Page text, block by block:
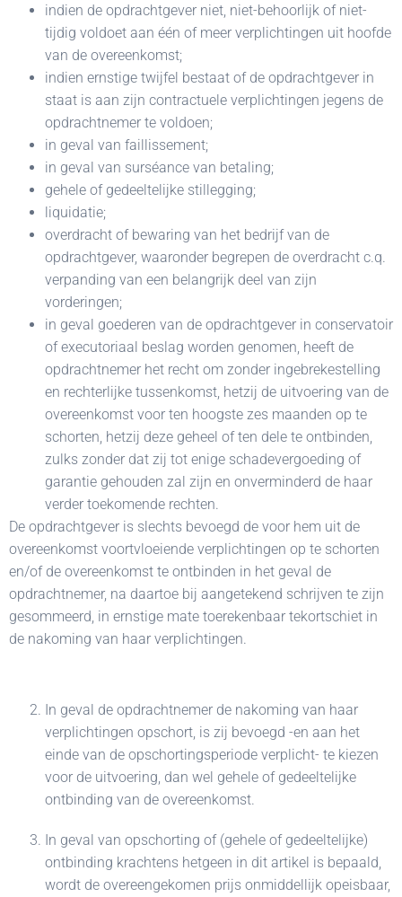
indien de opdrachtgever niet, niet-behoorlijk of niet-
tijdig voldoet aan één of meer verplichtingen uit hoofde
van de overeenkomst;
indien ernstige twijfel bestaat of de opdrachtgever in
staat is aan zijn contractuele verplichtingen jegens de
opdrachtnemer te voldoen;
in geval van faillissement;
in geval van surséance van betaling;
gehele of gedeeltelijke stillegging;
liquidatie;
overdracht of bewaring van het bedrijf van de
opdrachtgever, waaronder begrepen de overdracht c.q.
verpanding van een belangrijk deel van zijn
vorderingen;
in geval goederen van de opdrachtgever in conservatoir
of executoriaal beslag worden genomen, heeft de
opdrachtnemer het recht om zonder ingebrekestelling
en rechterlijke tussenkomst, hetzij de uitvoering van de
overeenkomst voor ten hoogste zes maanden op te
schorten, hetzij deze geheel of ten dele te ontbinden,
zulks zonder dat zij tot enige schadevergoeding of
garantie gehouden zal zijn en onverminderd de haar
verder toekomende rechten.
De opdrachtgever is slechts bevoegd de voor hem uit de
overeenkomst voortvloeiende verplichtingen op te schorten
en/of de overeenkomst te ontbinden in het geval de
opdrachtnemer, na daartoe bij aangetekend schrijven te zijn
gesommeerd, in ernstige mate toerekenbaar tekortschiet in
de nakoming van haar verplichtingen.
In geval de opdrachtnemer de nakoming van haar
verplichtingen opschort, is zij bevoegd -en aan het
einde van de opschortingsperiode verplicht- te kiezen
voor de uitvoering, dan wel gehele of gedeeltelijke
ontbinding van de overeenkomst.
In geval van opschorting of (gehele of gedeeltelijke)
ontbinding krachtens hetgeen in dit artikel is bepaald,
wordt de overeengekomen prijs onmiddellijk opeisbaar,